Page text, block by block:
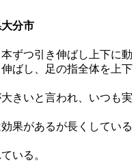
分市
ずつ引き伸ばし上下に動
ばし、足の指全体を上下
きいと言われ、いつも実
果があるが長くしている
いる。